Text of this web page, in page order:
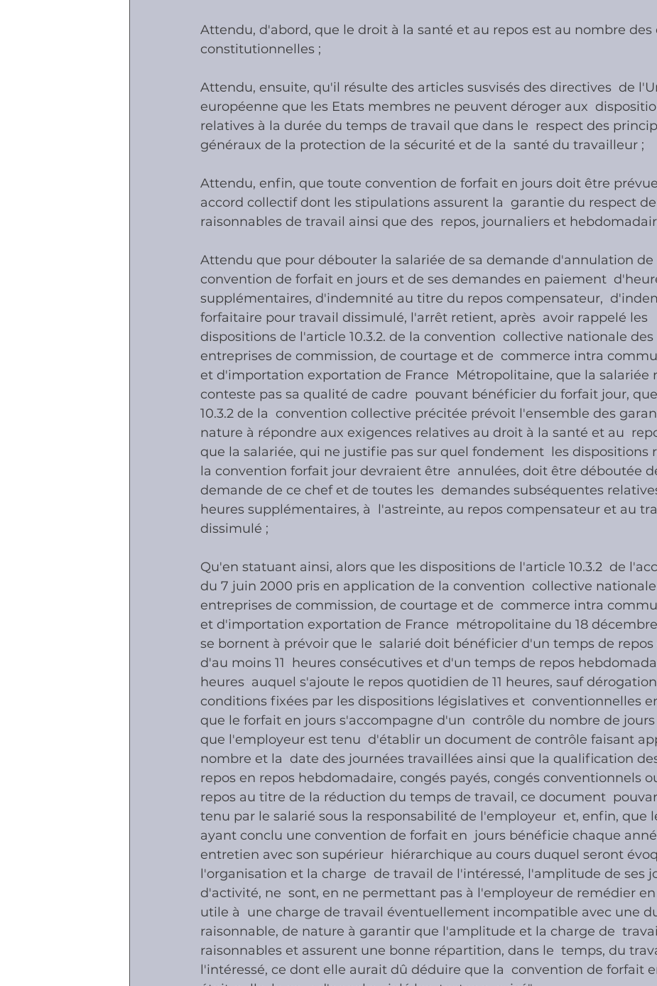
Attendu, d'abord, que le droit à la santé et au repos est au nombre des
constitutionnelles ;
Attendu, ensuite, qu'il résulte des articles susvisés des directives  de
européenne que les Etats membres ne peuvent déroger aux
relatives à la durée du temps de travail que dans le  respect des
généraux de la protection de la sécurité et de la  santé du travailleur ;
Attendu, enfin, que toute convention de forfait en jours doit être
accord collectif dont les stipulations assurent la  garantie du respect
raisonnables de travail ainsi que des  repos, journaliers et
Attendu que pour débouter la salariée de sa demande d'annulation de
convention de forfait en jours et de ses demandes en paiement
supplémentaires, d'indemnité au titre du repos compensateur,
forfaitaire pour travail dissimulé, l'arrêt retient, après  avoir rappelé les
dispositions de l'article 10.3.2. de la convention  collective nationale des
entreprises de commission, de courtage et de  commerce intra
et d'importation exportation de France  Métropolitaine, que la salariée
conteste pas sa qualité de cadre  pouvant bénéficier du forfait jour,
10.3.2 de la  convention collective précitée prévoit l'ensemble des
nature à répondre aux exigences relatives au droit à la santé et au
que la salariée, qui ne justifie pas sur quel fondement  les dispositions
la convention forfait jour devraient être  annulées, doit être déboutée
demande de ce chef et de toutes les  demandes subséquentes
heures supplémentaires, à  l'astreinte, au repos compensateur et au
dissimulé ;
Qu'en statuant ainsi, alors que les dispositions de l'article 10.3.2  de
du 7 juin 2000 pris en application de la convention  collective
entreprises de commission, de courtage et de  commerce intra
et d'importation exportation de France  métropolitaine du 18 décembre
se bornent à prévoir que le  salarié doit bénéficier d'un temps de
d'au moins 11  heures consécutives et d'un temps de repos
heures  auquel s'ajoute le repos quotidien de 11 heures, sauf
conditions fixées par les dispositions législatives et  conventionnelles
que le forfait en jours s'accompagne d'un  contrôle du nombre de jours
que l'employeur est tenu  d'établir un document de contrôle faisant
nombre et la  date des journées travaillées ainsi que la qualification
repos en repos hebdomadaire, congés payés, congés conventionnels
repos au titre de la réduction du temps de travail, ce document
tenu par le salarié sous la responsabilité de l'employeur  et, enfin, que
ayant conclu une convention de forfait en  jours bénéficie chaque
entretien avec son supérieur  hiérarchique au cours duquel seront
l'organisation et la charge  de travail de l'intéressé, l'amplitude de ses
d'activité, ne  sont, en ne permettant pas à l'employeur de remédier
utile à  une charge de travail éventuellement incompatible avec une
raisonnable, de nature à garantir que l'amplitude et la charge de
raisonnables et assurent une bonne répartition, dans le  temps, du
l'intéressé, ce dont elle aurait dû déduire que la  convention de forfait